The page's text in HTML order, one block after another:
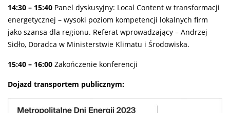
14:30 – 15:40 Panel dyskusyjny: Local Content w transformacji
energetycznej – wysoki poziom kompetencji lokalnych firm
jako szansa dla regionu. Referat wprowadzający – Andrzej
Sidło, Doradca w Ministerstwie Klimatu i Środowiska.
15:40 – 16:00 Zakończenie konferencji
Dojazd transportem publicznym: